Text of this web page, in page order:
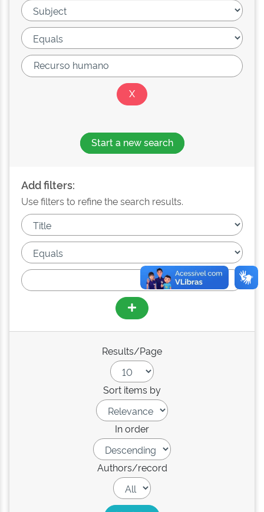
Start a new search
Add filters:
Use filters to refine the search results.
Results/Page
Sort items by
In order
Authors/record